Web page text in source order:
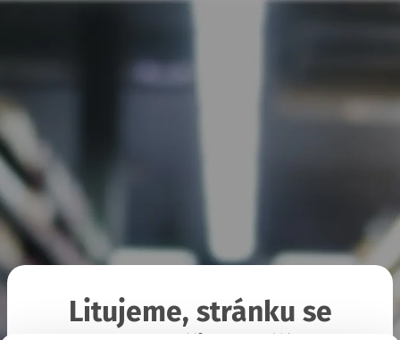
Litujeme, stránku se